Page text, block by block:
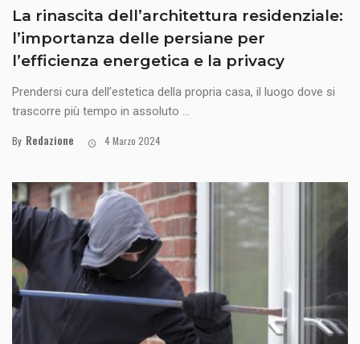
La rinascita dell’architettura residenziale:
l’importanza delle persiane per
l’efficienza energetica e la privacy
Prendersi cura dell’estetica della propria casa, il luogo dove si
trascorre più tempo in assoluto ...
By Redazione 4 Marzo 2024